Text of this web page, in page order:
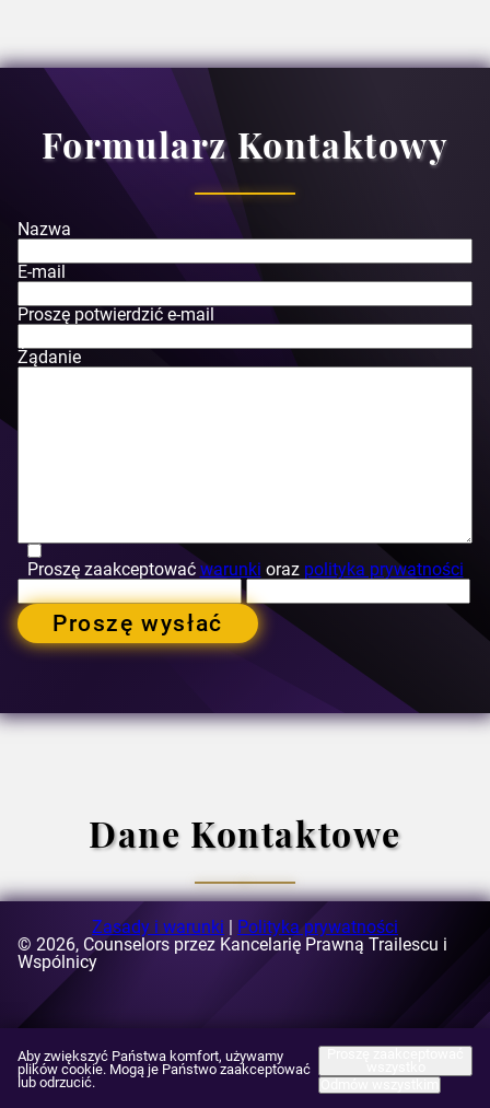
Formularz Kontaktowy
Nazwa
E-mail
Proszę potwierdzić e-mail
Żądanie
Proszę zaakceptować warunki oraz polityka prywatności
Proszę wysłać
Dane Kontaktowe
E-mail: [email protected]
Adres:ul. Buzesti 63-69, budynek A3, piąte piętro, sektor 1,
Bukareszt, Rumunia
Aby zwiększyć Państwa komfort, używamy
plików cookie. Mogą je Państwo zaakceptować
lub odrzucić.
Zasady i warunki | Polityka prywatności
© 2026, Counselors przez Kancelarię Prawną Trailescu i
Wspólnicy